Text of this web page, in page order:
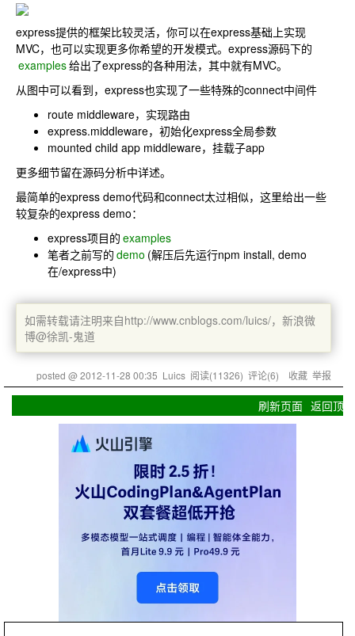
express提供的框架比较灵活，你可以在express基础上实现
MVC，也可以实现更多你希望的开发模式。express源码下的
examples给出了express的各种用法，其中就有MVC。
从图中可以看到，express也实现了一些特殊的connect中间件
route middleware，实现路由
express.middleware，初始化express全局参数
mounted child app middleware，挂载子app
更多细节留在源码分析中详述。
最简单的express demo代码和connect太过相似，这里给出一些
较复杂的express demo：
express项目的 examples
笔者之前写的 demo (解压后先运行npm install, demo
在/express中)
如需转载请注明来自http://www.cnblogs.com/luics/，新浪微
博@徐凯-鬼道
posted @2012-11-28 00:35 Luics 阅读(11326) 评论(6) 收藏 举报
刷新页面 返回顶部